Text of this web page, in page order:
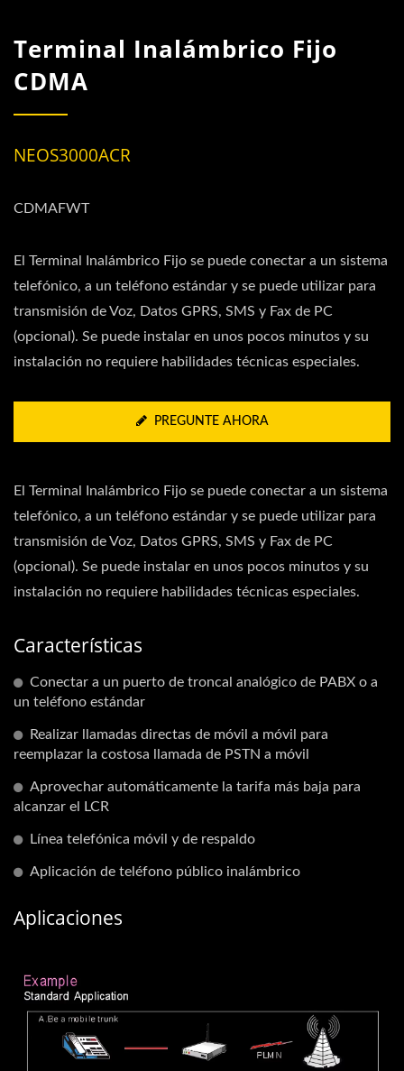
Terminal Inalámbrico Fijo
CDMA
NEOS3000ACR
CDMAFWT
El Terminal Inalámbrico Fijo se puede conectar a un sistema
telefónico, a un teléfono estándar y se puede utilizar para
transmisión de Voz, Datos GPRS, SMS y Fax de PC
(opcional). Se puede instalar en unos pocos minutos y su
instalación no requiere habilidades técnicas especiales.
PREGUNTE AHORA
El Terminal Inalámbrico Fijo se puede conectar a un sistema
telefónico, a un teléfono estándar y se puede utilizar para
transmisión de Voz, Datos GPRS, SMS y Fax de PC
(opcional). Se puede instalar en unos pocos minutos y su
instalación no requiere habilidades técnicas especiales.
Características
Conectar a un puerto de troncal analógico de PABX o a
un teléfono estándar
Realizar llamadas directas de móvil a móvil para
reemplazar la costosa llamada de PSTN a móvil
Aprovechar automáticamente la tarifa más baja para
alcanzar el LCR
Línea telefónica móvil y de respaldo
Aplicación de teléfono público inalámbrico
Aplicaciones